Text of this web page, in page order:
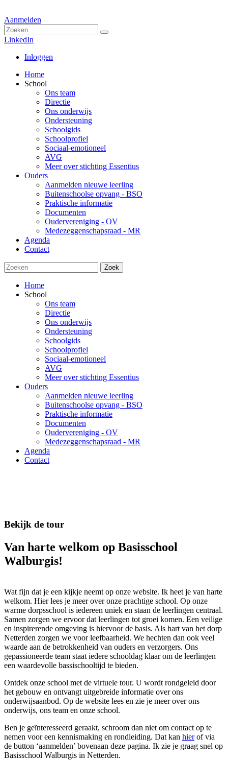
Aanmelden
LinkedIn
Inloggen
Home
School
Ons team
Directie
Ons onderwijs
Ondersteuning
Schoolgids
Schoolprofiel
Sociaal-emotioneel
AVG
Meer over stichting Essentius
Ouders
Aanmelden nieuwe leerling
Buitenschoolse opvang - BSO
Praktische informatie
Documenten
Oudervereniging - OV
Medezeggenschapsraad - MR
Agenda
Contact
Zoek
Home
School
Ons team
Directie
Ons onderwijs
Ondersteuning
Schoolgids
Schoolprofiel
Sociaal-emotioneel
AVG
Meer over stichting Essentius
Ouders
Aanmelden nieuwe leerling
Buitenschoolse opvang - BSO
Praktische informatie
Documenten
Oudervereniging - OV
Medezeggenschapsraad - MR
Agenda
Contact
Bekijk de tour
Van harte welkom op Basisschool
Walburgis!
Wat fijn dat je een kijkje neemt op onze website. Ik heet je van harte
welkom. Hier lees je meer over onze prachtige school. Op onze
warme dorpsschool is iedereen uniek en staan de leerlingen centraal.
Samen zorgen we ervoor dat leerlingen tot groei komen. Een veilige
en inspirerende omgeving is hiervoor de basis. Als hart van het dorp
Netterden zorgen we voor leefbaarheid. We hechten dan ook veel
waarde aan de betrokkenheid van ouders en verzorgers. Ons
gepassioneerde team staat iedere schooldag klaar om de leerlingen
een waardevolle bassischooltijd te bieden.
Ontdek onze school met de virtuele tour. U wordt rondgeleid door
het gebouw en ontvangt uitgebreide informatie over ons
onderwijsaanbod. Op de website lees en zie je meer over ons
onderwijs, ons team en onze school.
Ben je geïnteresseerd geraakt, schroom dan niet om contact op te
nemen voor een kennismaking en rondleiding. Dat kan hierof via
de button ‘aanmelden’ bovenaan deze pagina. Ik zie je graag snel op
Basisschool Walburgis in Netterden.